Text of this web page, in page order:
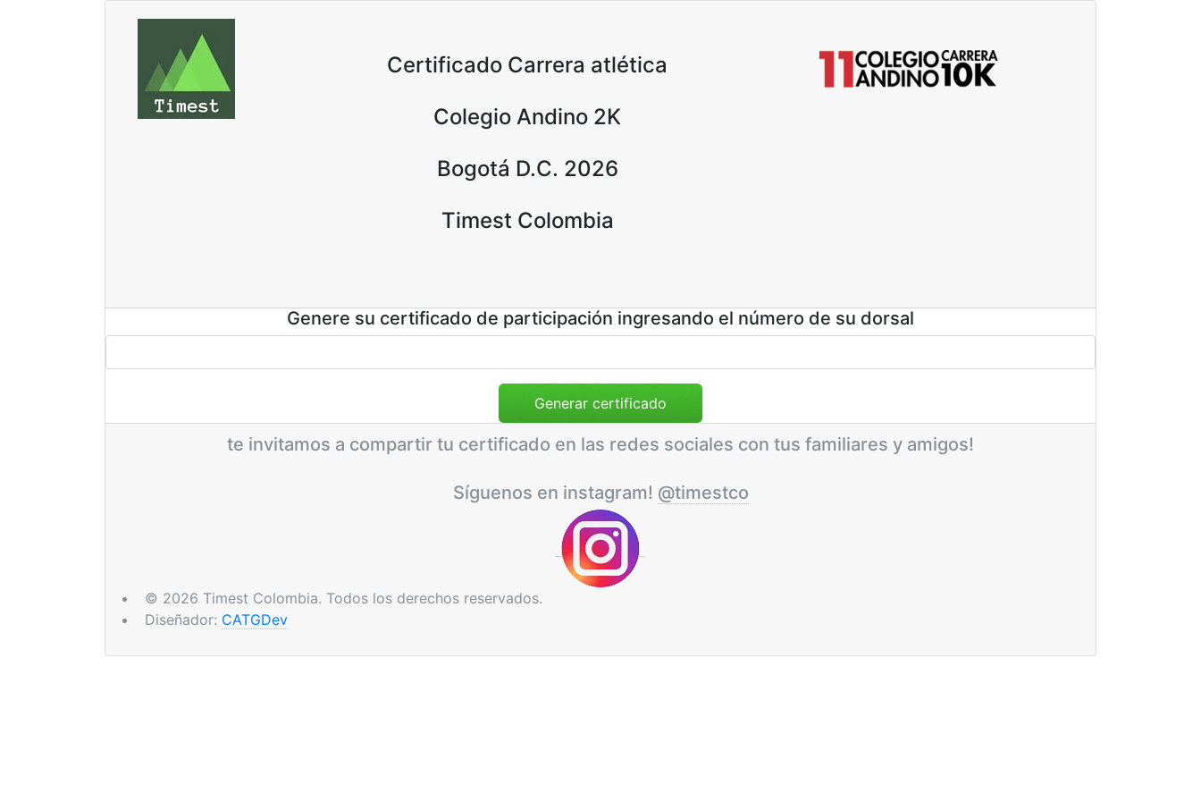
Certificado Carrera atlética
Colegio Andino 2K
Bogotá D.C. 2026
Timest Colombia
Genere su certificado de participación ingresando el número de su dorsal
te invitamos a compartir tu certificado en las redes sociales con tus familiares y amigos!
Síguenos en instagram! @timestco
© 2026 Timest Colombia. Todos los derechos reservados.
Diseñador: CATGDev